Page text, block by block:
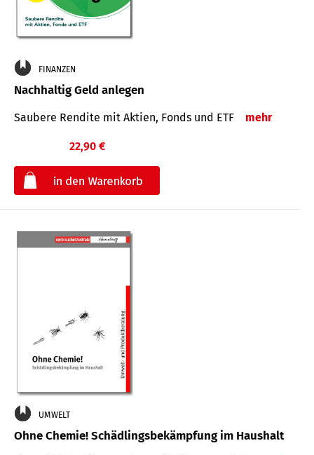
FINANZEN
Nachhaltig Geld anlegen
Saubere Rendite mit Aktien, Fonds und ETF mehr
22,90 €
UMWELT
Ohne Chemie! Schädlingsbekämpfung im Haushalt